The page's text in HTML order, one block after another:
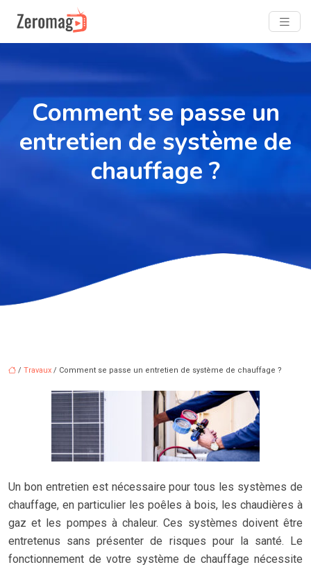
Comment se passe un
entretien de système de
chauffage ?
/ Travaux / Comment se passe un entretien de système de chauffage ?
Un bon entretien est nécessaire pour tous les systèmes de
chauffage, en particulier les poêles à bois, les chaudières à
gaz et les pompes à chaleur. Ces systèmes doivent être
entretenus sans présenter de risques pour la santé. Le
fonctionnement de votre système de chauffage nécessite